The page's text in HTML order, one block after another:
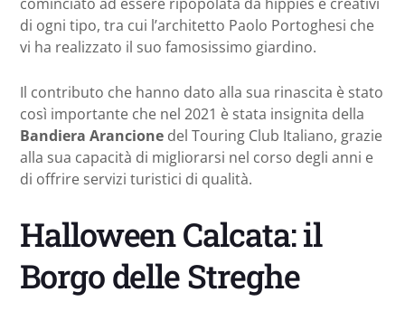
di ogni tipo, tra cui l’architetto Paolo Portoghesi che
vi ha realizzato il suo famosissimo giardino.
Il contributo che hanno dato alla sua rinascita è stato
così importante che nel 2021 è stata insignita della
Bandiera Arancione del Touring Club Italiano, grazie
alla sua capacità di migliorarsi nel corso degli anni e
di offrire servizi turistici di qualità.
Halloween Calcata: il
Borgo delle Streghe